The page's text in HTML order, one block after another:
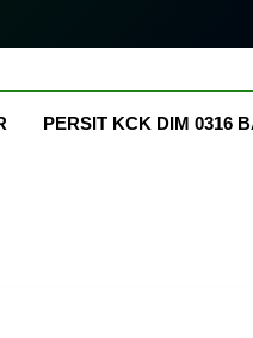
PERSIT KCK DIM 0316